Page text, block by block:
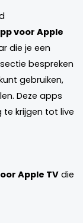
voor Apple
die je een
bespreken
gebruiken,
Deze apps
krijgen tot live
Apple TV die